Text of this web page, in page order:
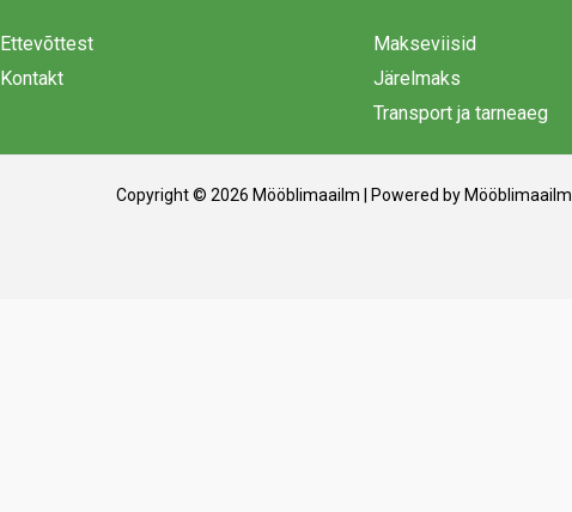
Ettevõttest
Kontakt
Makseviisid
Järelmaks
Transport ja tarneaeg
Copyright © 2026 Mööblimaailm | Powered by Mööblimaailm